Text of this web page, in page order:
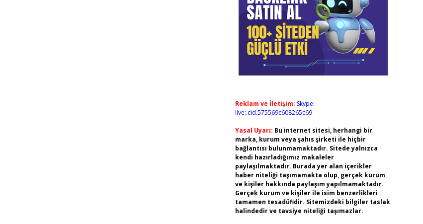
Reklam ve İletişim: Skype:
live:.cid.575569c608265c69
Yasal Uyarı: Bu internet sitesi, herhangi bir
marka, kurum veya şahıs şirketi ile hiçbir
bağlantısı bulunmamaktadır. Sitede yalnızca
kendi hazırladığımız makaleler
paylaşılmaktadır. Burada yer alan içerikler
haber niteliği taşımamakta olup, gerçek kurum
ve kişiler hakkında paylaşım yapılmamaktadır.
Gerçek kurum ve kişiler ile isim benzerlikleri
tamamen tesadüfidir. Sitemizdeki bilgiler taslak
halindedir ve tavsiye niteliği taşımazlar.